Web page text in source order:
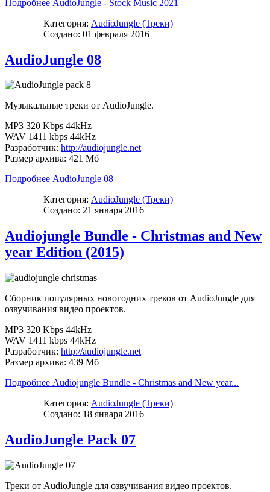
Подробнее AudioJungle - Stock Music 2021
Категория: AudioJungle (Треки)
Создано: 01 февраля 2016
AudioJungle 08
Музыкальные треки от AudioJungle.
MP3 320 Kbps 44kHz
WAV 1411 kbps 44kHz
Разработчик: http://audiojungle.net
Размер архива: 421 Мб
Подробнее AudioJungle 08
Категория: AudioJungle (Треки)
Создано: 21 января 2016
Audiojungle Bundle - Christmas and New
year Edition (2015)
Сборник популярных новогодних треков от AudioJungle для
озвучивания видео проектов.
MP3 320 Kbps 44kHz
WAV 1411 kbps 44kHz
Разработчик: http://audiojungle.net
Размер архива: 439 Мб
Подробнее Audiojungle Bundle - Christmas and New year...
Категория: AudioJungle (Треки)
Создано: 18 января 2016
AudioJungle Pack 07
Треки от AudioJungle для озвучивания видео проектов.